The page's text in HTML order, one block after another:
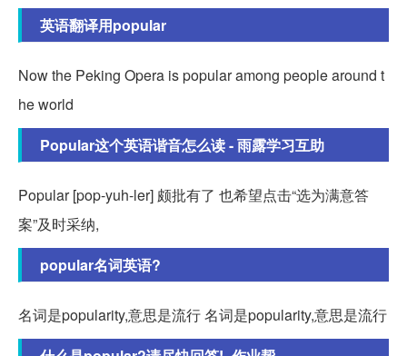
英语翻译用popular
Now the Peking Opera is popular among people around t
he world
Popular这个英语谐音怎么读 - 雨露学习互助
Popular [pop-yuh-ler] 颇批有了 也希望点击“选为满意答
案”及时采纳,
popular名词英语?
名词是popularity,意思是流行 名词是popularity,意思是流行